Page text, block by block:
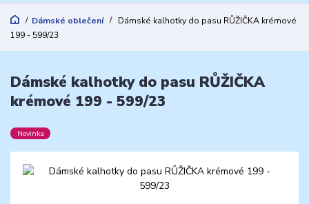
Dámské oblečení
Dámské kalhotky do pasu RŮŽIČKA krémové
199 - 599/23
Dámské kalhotky do pasu RŮŽIČKA
krémové 199 - 599/23
Novinka